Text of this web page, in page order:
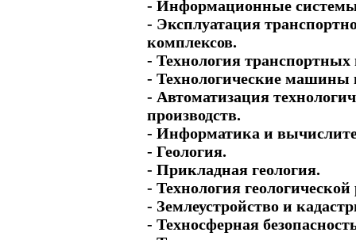
- Информационные
- Эксплуатация
комплексов.
- Технология транспортных
- Технологические машины
- Автоматизация
производств.
- Информатика и
- Геология.
- Прикладная геология.
- Технология геологической
- Землеустройство и
- Техносферная